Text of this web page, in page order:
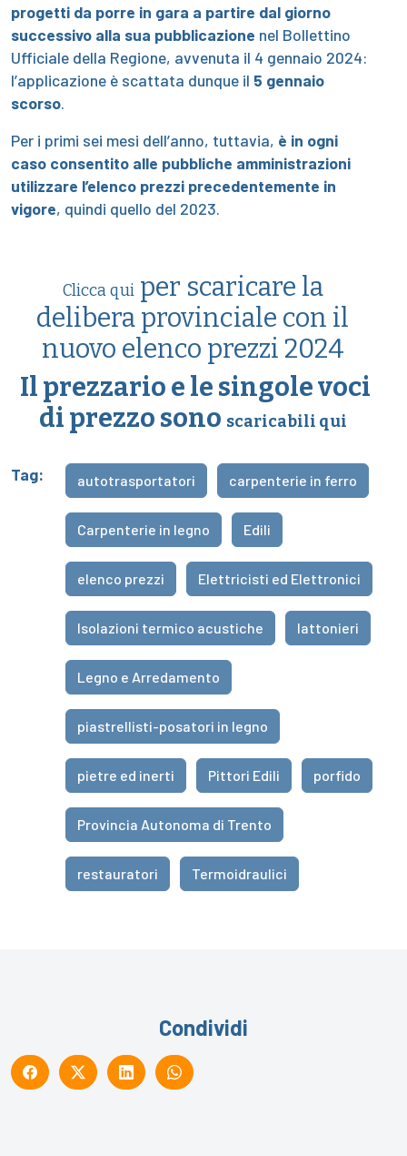
progetti da porre in gara a partire dal giorno
successivo alla sua pubblicazione nel Bollettino
Ufficiale della Regione, avvenuta il 4 gennaio 2024:
l’applicazione è scattata dunque il 5 gennaio
scorso.
Per i primi sei mesi dell’anno, tuttavia, è in ogni
caso consentito alle pubbliche amministrazioni
utilizzare l’elenco prezzi precedentemente in
vigore, quindi quello del 2023.
Clicca quiper scaricare la
delibera provinciale con il
nuovo elenco prezzi 2024
Il prezzario e le singole voci
di prezzo sono scaricabili qui
Tag: autotrasportatori carpenterie in ferro
Carpenterie in legno Edili
elenco prezzi Elettricisti ed Elettronici
Isolazioni termico acustiche lattonieri
Legno e Arredamento
piastrellisti-posatori in legno
pietre ed inerti Pittori Edili porfido
Provincia Autonoma di Trento
restauratori Termoidraulici
Condividi